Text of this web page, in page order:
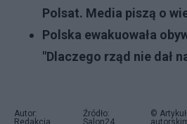
Polsat. Media piszą o
Polska ewakuowała
"Dlaczego rząd nie dał
Autor:
Źródło:
©